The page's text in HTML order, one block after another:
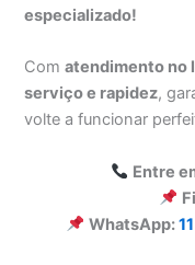
especializado!
Comatendimento no
serviço e rapidez,
volte a funcionar
Entre
WhatsApp: